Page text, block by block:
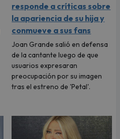
responde a críticas sobre
la apariencia de su hija y
conmueve a sus fans
Joan Grande salió en defensa
de la cantante luego de que
usuarios expresaran
preocupación por su imagen
tras el estreno de 'Petal'.